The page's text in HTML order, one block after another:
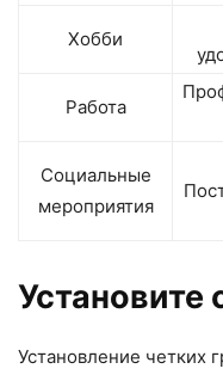
Хобби
Работа
Социальные
мероприятия
Установите
Установление четких